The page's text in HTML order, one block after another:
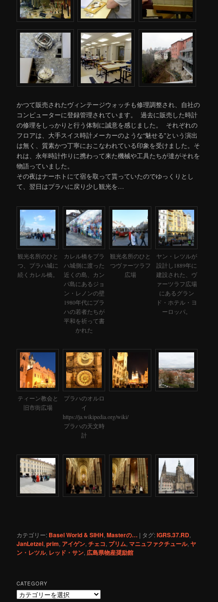
かつて販売されたヴィンテージウォッチも修理調整され、自社の
コンピューターに登録管理されています。 過去に販売した時計
の修理をしっかりと行う体制に誠意を感じました。 それぞれの
フロアは、大手スイス時計メーカーのような“魅せる”という演出
は無く、質素かつ丁寧におこなわれている印象を受けました。そ
れは、永年時計作りに携わって来た機械や工具たちが達がそれを
物語っていました。
その夜はナーホトにて宿を取って貰っていたのでゆっくりとし
て、翌日はプラハに戻り少し観光を…
観光名所のひと
つ、プラハ城に
続くカレル橋。
カレル橋をプラ
ハ城側に渡った
近くの島、カン
パ島にあるジョ
ン・レノンの壁
1980年代にプラ
ハの若者たちが
平和を祈って書
かれた
観光名所のひと
つヴァーツラフ
広場
ヤン・レツルが
設計し1889年に
建設された、ヴ
ァーツラフ広場
にあるグラン
ド・ホテル・ヨ
ーロッパ。
ティーン教会と
旧市街広場
プラハのオルロ
イ
https://ja.wikipedia.org/wiki/
プラハの天文時
計
カテゴリー: Basel World & SIHH,Masterの… | タグ:IGRS.37.RD,
JanLetzel,prim, アイゲン,チェコ, プリム, マニュファクチュール,ヤ
ン・レツル, レッド・サン, 広島県物産奨励館
CATEGORY
C